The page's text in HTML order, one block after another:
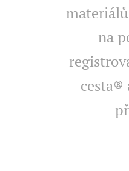
na
cesta®